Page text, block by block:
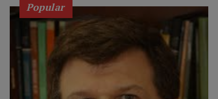
Popular